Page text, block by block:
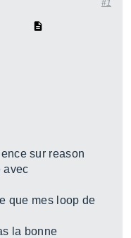
#1
sur reason
avec
que mes loop de
la bonne